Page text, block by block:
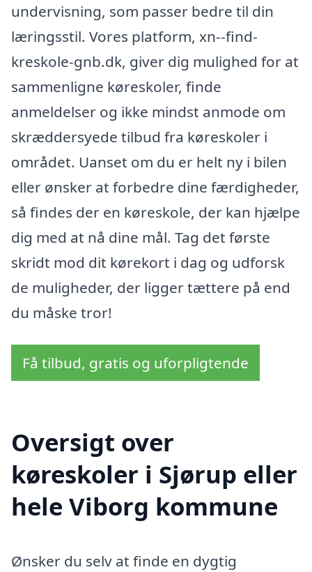
undervisning, som passer bedre til din
læringsstil. Vores platform, xn--find-
kreskole-gnb.dk, giver dig mulighed for at
sammenligne køreskoler, finde
anmeldelser og ikke mindst anmode om
skræddersyede tilbud fra køreskoler i
området. Uanset om du er helt ny i bilen
eller ønsker at forbedre dine færdigheder,
så findes der en køreskole, der kan hjælpe
dig med at nå dine mål. Tag det første
skridt mod dit kørekort i dag og udforsk
de muligheder, der ligger tættere på end
du måske tror!
Få tilbud, gratis og uforpligtende
Oversigt over
køreskoler i Sjørup eller
hele Viborg kommune
Ønsker du selv at finde en dygtig